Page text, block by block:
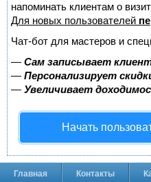
напоминать клиентам о
Для новых пользователей
Чат-бот для мастеров и
— Сам записывает
— Персонализирует
— Увеличивает
Начать
Главная Контакты